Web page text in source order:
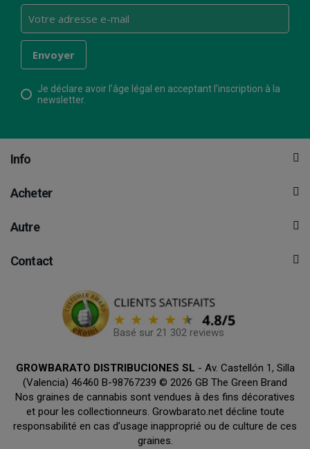
Je déclare avoir l’âge légal en acceptant l’inscription à la
newsletter.
Info
Acheter
Autre
Contact
Basé sur 21 302 reviews
GROWBARATO DISTRIBUCIONES SL - Av. Castellón 1, Silla
(Valencia) 46460 B-98767239 © 2026 GB The Green Brand
Nos graines de cannabis sont vendues à des fins décoratives
et pour les collectionneurs. Growbarato.net décline toute
responsabilité en cas d’usage inapproprié ou de culture de ces
graines.